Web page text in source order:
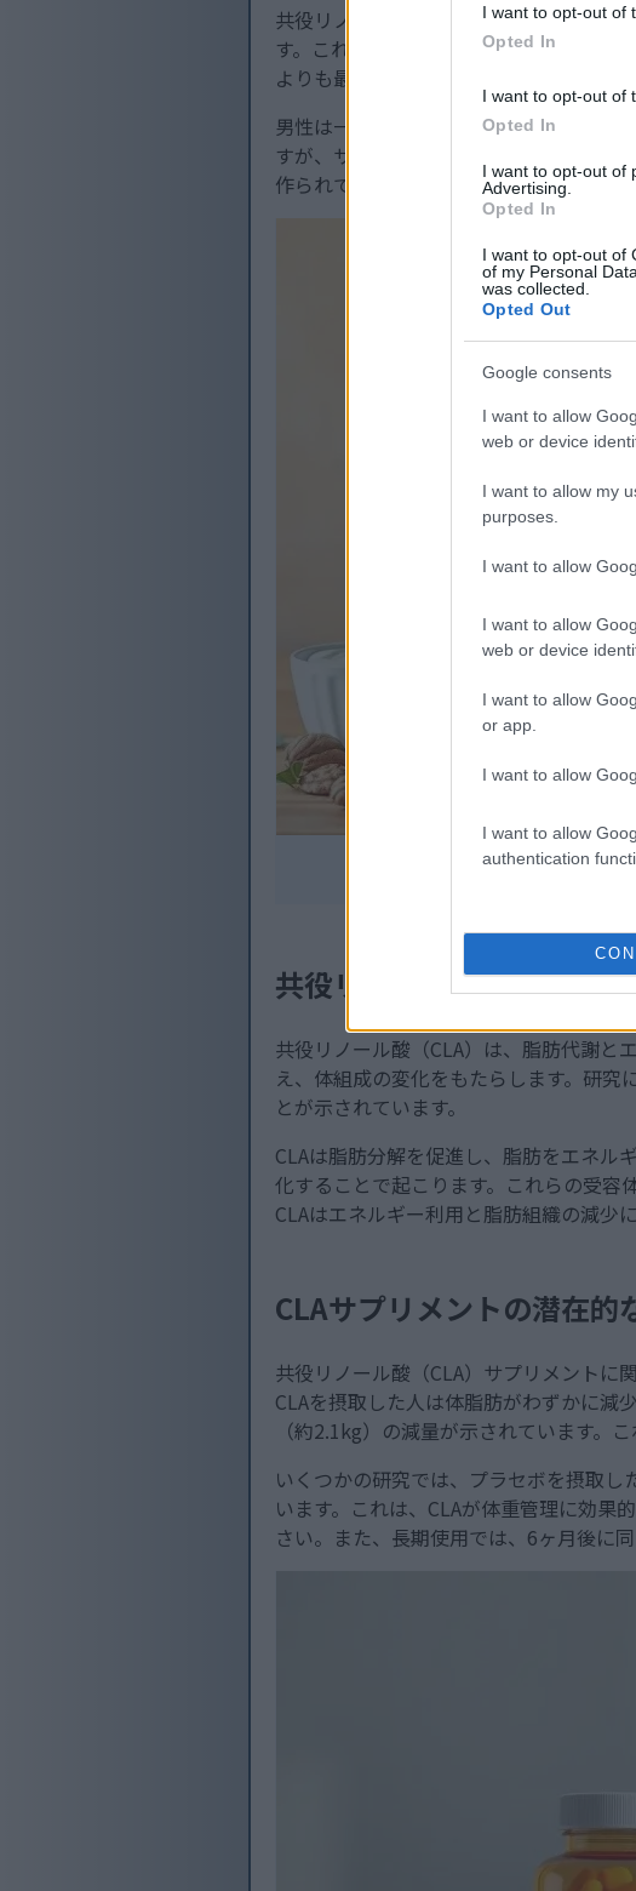
I want to opt-out of
Opted In
I want to opt-out of
Opted In
I want to opt-out of
Advertising.
Opted In
I want to opt-out of
of my Personal
was collected.
Opted Out
Google consents
I want to allow
web or device
I want to allow my
purposes.
I want to allow
I want to allow
web or device
I want to allow
or app.
I want to allow
I want to allow
authentication
共役リノール酸（CLA）は様々な食品に
す。これらの製品に含まれるCLAの量は
よりも最大500%多くのCLAが含まれてい
男性は一般的に1日に約212mgのCLAを
すが、サプリメントを選ぶ人もいます
作られていることが多いです。
暖かい背景に、肉、
共役リノール酸（CLA）
共役リノール酸（CLA）は、脂肪代謝と
え、体組成の変化をもたらします。研
とが示されています。
CLAは脂肪分解を促進し、脂肪をエネル
化することで起こります。これらの受容
CLAはエネルギー利用と脂肪組織の減少
CLAサプリメントの潜在的
共役リノール酸（CLA）サプリメントに
CLAを摂取した人は体脂肪がわずかに減
（約2.1kg）の減量が示されています。
いくつかの研究では、プラセボを摂取
います。これは、CLAが体重管理に効果
さい。また、長期使用では、6ヶ月後に